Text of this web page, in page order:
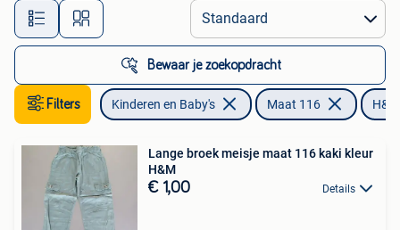
Alle afstanden…
Bewaar je zoekopdracht
Filters Kinderen en Baby's Maat 116 H&M
Lange broek meisje maat 116 kaki kleur
H&M
€ 1,00 Details